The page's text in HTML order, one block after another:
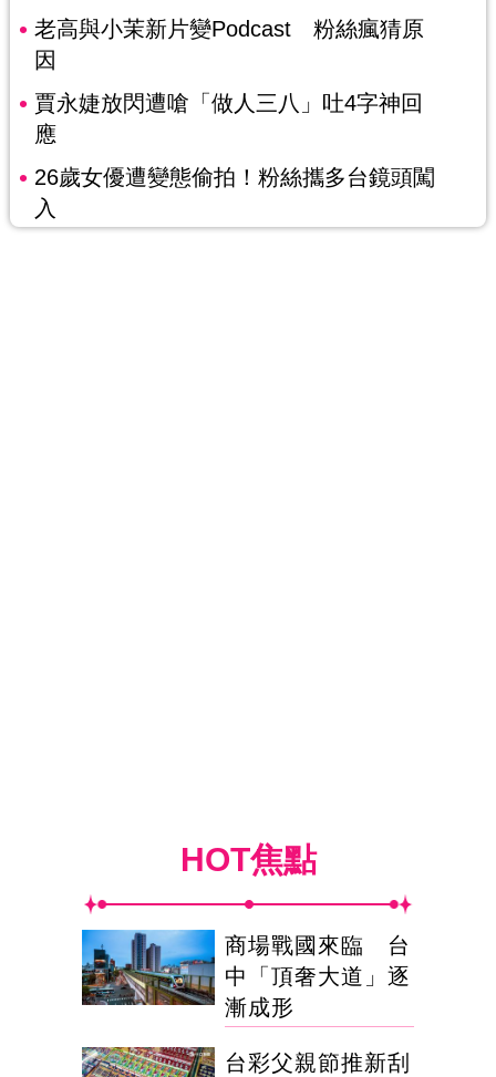
老高與小茉新片變Podcast 粉絲瘋猜原
因
賈永婕放閃遭嗆「做人三八」吐4字神回
應
26歲女優遭變態偷拍！粉絲攜多台鏡頭闖
入
HOT焦點
商場戰國來臨 台
中「頂奢大道」逐
漸成形
台彩父親節推新刮